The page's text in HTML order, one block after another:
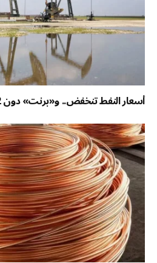
أسعار النفط تنخفض.. و«برنت» دون 82 دولاراً – أخبار السعودية